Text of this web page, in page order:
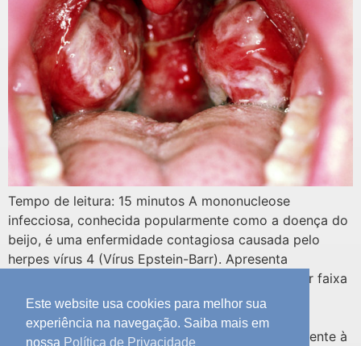
Tempo de leitura: 15 minutos A mononucleose
infecciosa, conhecida popularmente como a doença do
beijo, é uma enfermidade contagiosa causada pelo
herpes vírus 4 (Vírus Epstein-Barr). Apresenta
distribuição universal e pode ocorrer em qualquer faixa
etária. 1. Mononucleose infecciosa 1.1. Aspectos
etiológicos e epidemiológicos A mononucleose
infecciosa (MI) é causada por um agente pertencente à
Este website usa cookies para melhor sua
experiência na navegação. Saiba mais em
nossa Política de Privacidade